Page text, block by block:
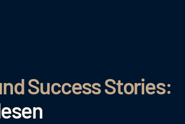
Success Stories: